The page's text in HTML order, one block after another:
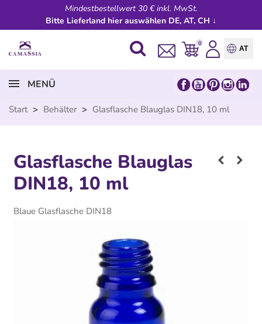
Mindestbestellwert 30 € inkl. MwSt.
Bitte Lieferland hier auswählen DE, AT, CH ↓
0
AT
MENÜ
Start > Behälter > Glasflasche Blauglas DIN18, 10 ml
Glasflasche Blauglas
DIN18, 10 ml
Blaue Glasflasche DIN18